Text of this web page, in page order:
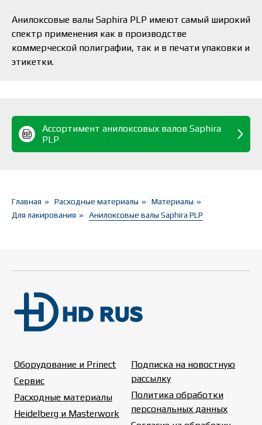
Анилоксовые валы Saphira PLP имеют самый широкий
спектр применения как в производстве
коммерческой полиграфии, так и в печати упаковки и
этикетки.
Ассортимент анилоксовых валов Saphira
PLP
Главная » Расходные материалы » Материалы »
Для лакирования » Анилоксовые валы Saphira PLP
Оборудование и Prinect
Сервис
Расходные материалы
Heidelberg и Masterwork
Подписка на новостную
рассылку
Политика обработки
персональных данных